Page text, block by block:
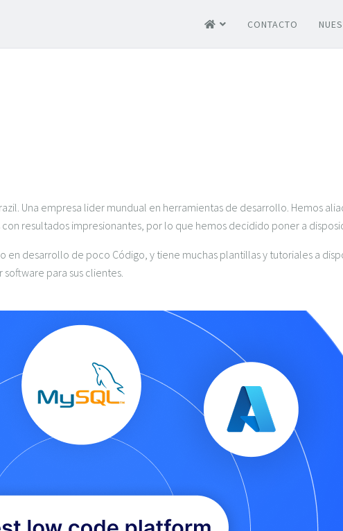
CONTACTO
Una empresa lider mundual en herramientas de desarrollo. Hemos
resultados impresionantes, por lo que hemos decidido poner a
desarrollo de poco Código, y tiene muchas plantillas y tutoriales a
para sus clientes.